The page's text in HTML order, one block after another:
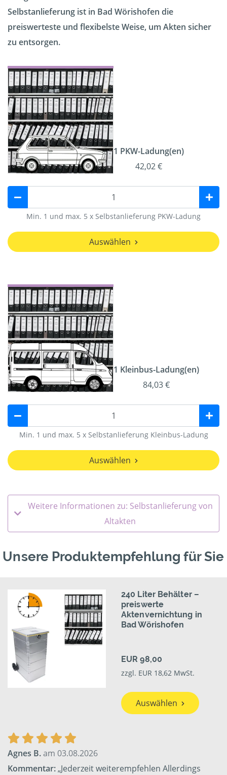
Selbstanlieferung ist in Bad Wörishofen die
preiswerteste und flexibelste Weise, um Akten sicher
zu entsorgen.
1 PKW-Ladung(en)
42,02 €
Min. 1 und max. 5 x Selbstanlieferung PKW-Ladung
Auswählen
1 Kleinbus-Ladung(en)
84,03 €
Min. 1 und max. 5 x Selbstanlieferung Kleinbus-Ladung
Auswählen
Weitere Informationen zu: Selbstanlieferung von
Altakten
Unsere Produktempfehlung für Sie
240 Liter Behälter –
preiswerte
Aktenvernichtung in
Bad Wörishofen
EUR 98,00
zzgl. EUR 18,62 MwSt.
Auswählen
Agnes B.am 03.08.2026
Kommentar:„Jederzeit weiterempfehlen Allerdings